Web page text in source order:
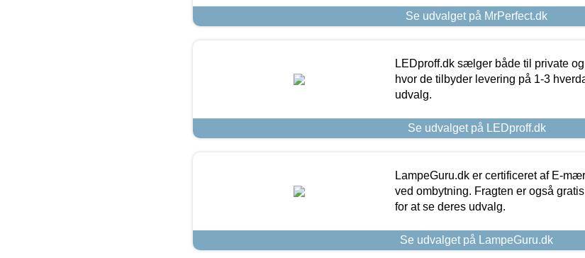
Se udvalget på MrPerfect.dk
LEDproff.dk sælger både til private
hvor de tilbyder levering på 1-3
udvalg.
Se udvalget på LEDproff.dk
LampeGuru.dk er certificeret af E-
ved ombytning. Fragten er også
for at se deres udvalg.
Se udvalget på LampeGuru.dk